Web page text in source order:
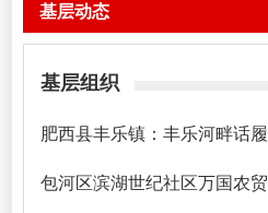
基层动态
基层组织